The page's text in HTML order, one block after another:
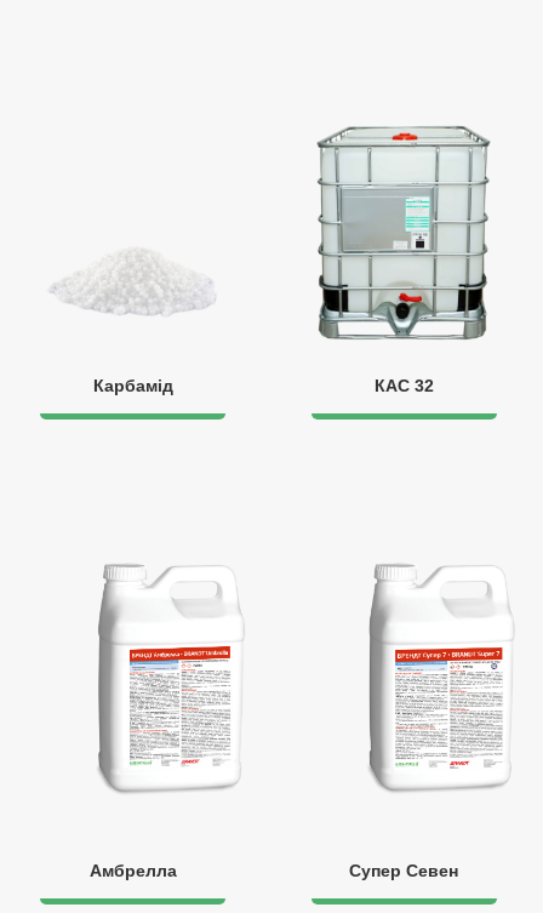
Карбамід КАС 32
Амбрелла Супер Севен